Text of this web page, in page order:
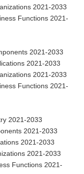
2021-2033
Functions 2021-
2021-2033
2021-2033
2021-2033
Functions 2021-
2021-2033
2021-2033
2021-2033
2021-2033
Functions 2021-